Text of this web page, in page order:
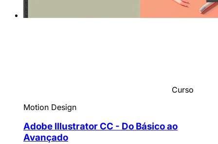
Curso
Motion Design
Adobe Illustrator CC - Do Básico ao
Avançado